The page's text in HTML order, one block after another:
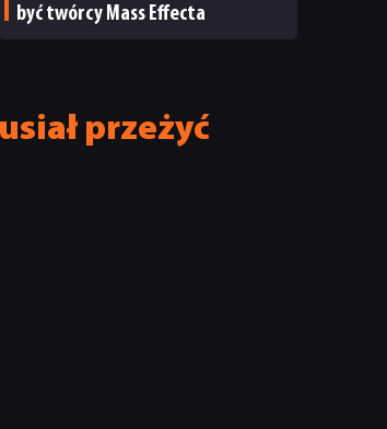
być twórcy Mass Effecta
przeżyć